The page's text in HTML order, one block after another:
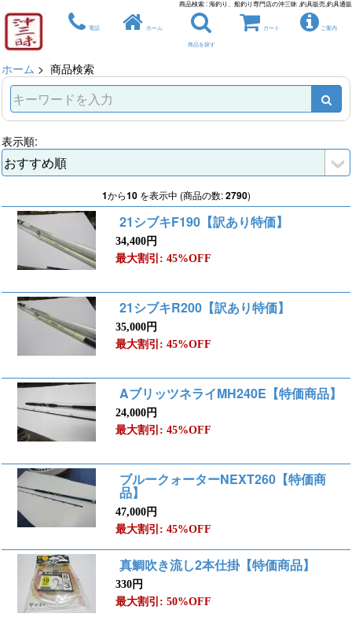
商品検索 : 海釣り、船釣り専門店の沖三昧 ,釣具販売,釣具通販
電話 ホーム
商品を探す
カート ご案内
ホーム > 商品検索
表示順:
1から10を表示中 (商品の数:2790)
21シブキF190【訳あり特価】
34,400円
最大割引: 45%OFF
21シブキR200【訳あり特価】
35,000円
最大割引: 45%OFF
AブリッツネライMH240E【特価商品】
24,000円
最大割引: 45%OFF
ブルークォーターNEXT260【特価商
品】
47,000円
最大割引: 45%OFF
真鯛吹き流し2本仕掛【特価商品】
330円
最大割引: 50%OFF